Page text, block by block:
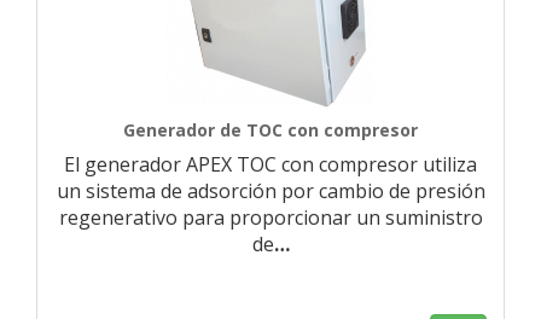
Generador de TOC con compresor
El generador APEX TOC con compresor utiliza
un sistema de adsorción por cambio de presión
regenerativo para proporcionar un suministro
de…